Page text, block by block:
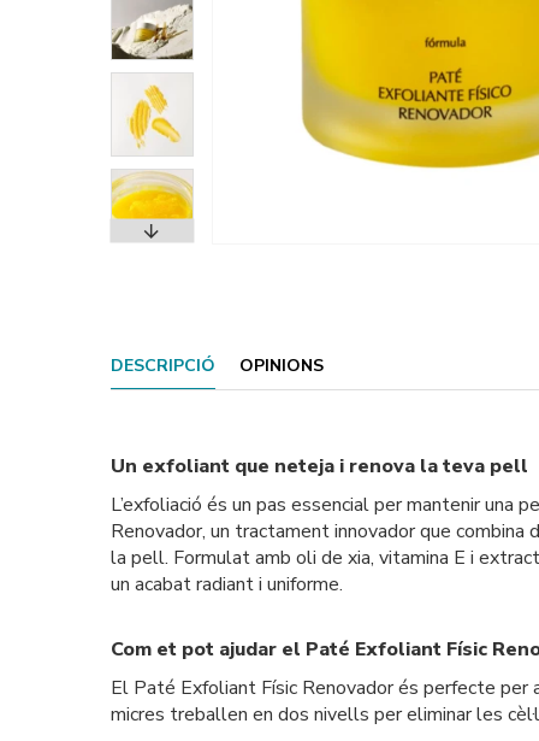
DESCRIPCIÓ OPINIONS
Un exfoliant que neteja i renova la teva pell
L’exfoliació és un pas essencial per mantenir una
Renovador, un tractament innovador que
la pell. Formulat amb oli de xia, vitamina E i
un acabat radiant i uniforme.
Com et pot ajudar el Paté Exfoliant Físic
El Paté Exfoliant Físic Renovador és perfecte
micres treballen en dos nivells per eliminar les